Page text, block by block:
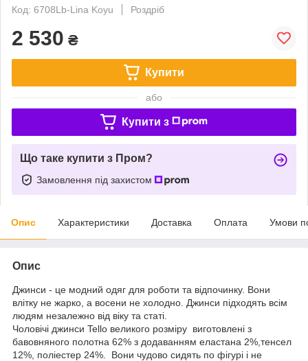
Код: 6708Lb-Lina Koyu
Роздріб
2 530 ₴
Купити
або
Купити з
Що таке купити з Пром?
Замовлення під захистом
Опис Характеристики Доставка Оплата Умови
Опис
Джинси - це модний одяг для роботи та відпочинку. Вони
влітку не жарко, а восени не холодно. Джинси підходять всім
людям незалежно від віку та статі.
Чоловічі джинси Tello великого розміру виготовлені з
бавовняного полотна 62% з додаванням еластана 2%,тенсел
12%, поліестер 24%. Вони чудово сидять по фігурі і не